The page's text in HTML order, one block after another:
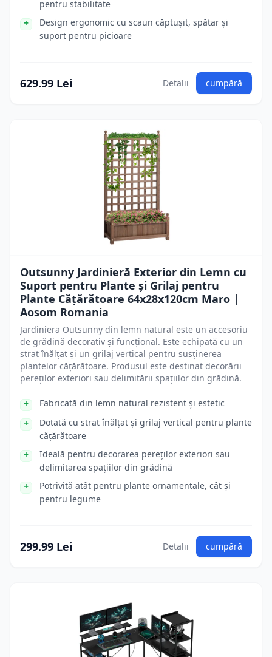
pentru stabilitate
Design ergonomic cu scaun căptușit, spătar și
suport pentru picioare
629.99 Lei Detalii cumpără
Outsunny Jardinieră Exterior din Lemn cu
Suport pentru Plante și Grilaj pentru
Plante Cățărătoare 64x28x120cm Maro |
Aosom Romania
Jardiniera Outsunny din lemn natural este un accesoriu
de grădină decorativ și funcțional. Este echipată cu un
strat înălțat și un grilaj vertical pentru susținerea
plantelor cățărătoare. Produsul este destinat decorării
pereților exteriori sau delimitării spațiilor din grădină.
Fabricată din lemn natural rezistent și estetic
Dotată cu strat înălțat și grilaj vertical pentru plante
cățărătoare
Ideală pentru decorarea pereților exteriori sau
delimitarea spațiilor din grădină
Potrivită atât pentru plante ornamentale, cât și
pentru legume
299.99 Lei Detalii cumpără